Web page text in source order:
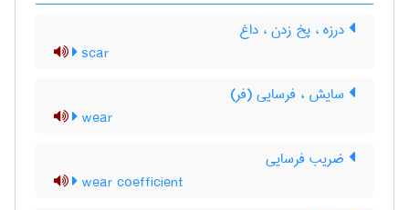
درزه ، پخ زدن ، داغ
scar
سایش ، فرسایی (فر)
wear
ضریب فرسایی
wear coefficient